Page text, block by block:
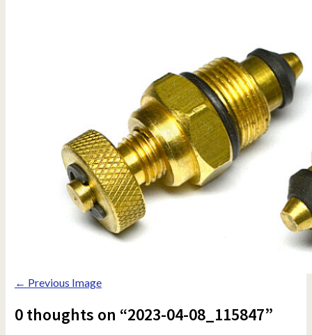
← Previous Image
0 thoughts on “2023-04-08_115847”